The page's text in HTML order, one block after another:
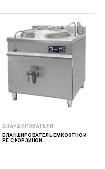
БЛАНШИРОВАТЕЛИ
БЛАНШИРОВАТЕЛЬ ЕМКОСТНОЙ
PE С КОРЗИНОЙ